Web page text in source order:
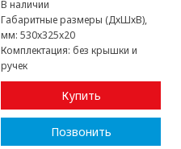
В наличии
Габаритные размеры (ДхШхВ),
мм: 530x325x20
Комплектация: без крышки и
ручек
Купить
Позвонить